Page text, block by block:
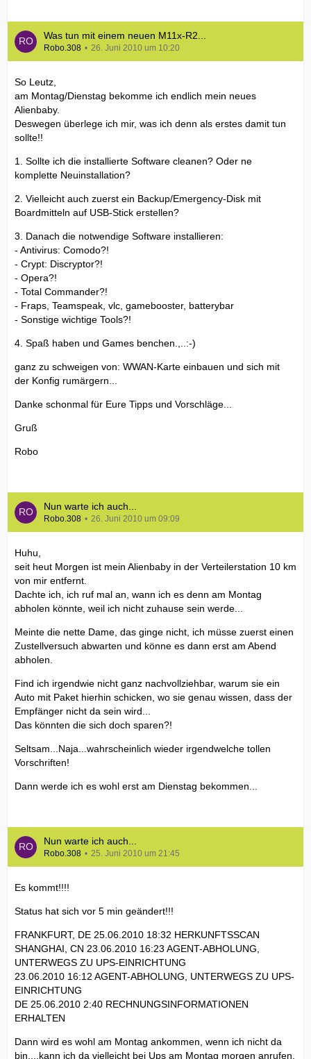
Was tun mit einem neuen M11x-R2...
Robo.308 26. Juni 2010 um 10:20
So Leutz,
am Montag/Dienstag bekomme ich endlich mein neues
Alienbaby.
Deswegen überlege ich mir, was ich denn als erstes damit tun
sollte!!
1. Sollte ich die installierte Software cleanen? Oder ne
komplette Neuinstallation?
2. Vielleicht auch zuerst ein Backup/Emergency-Disk mit
Boardmitteln auf USB-Stick erstellen?
3. Danach die notwendige Software installieren:
- Antivirus: Comodo?!
- Crypt: Discryptor?!
- Opera?!
- Total Commander?!
- Fraps, Teamspeak, vlc, gamebooster, batterybar
- Sonstige wichtige Tools?!
4. Spaß haben und Games benchen.,..:-)
ganz zu schweigen von: WWAN-Karte einbauen und sich mit
der Konfig rumärgern...
Danke schonmal für Eure Tipps und Vorschläge...
Gruß
Robo
Nun warte ich auch...
Robo.308 26. Juni 2010 um 09:09
Huhu,
seit heut Morgen ist mein Alienbaby in der Verteilerstation 10 km
von mir entfernt.
Dachte ich, ich ruf mal an, wann ich es denn am Montag
abholen könnte, weil ich nicht zuhause sein werde...
Meinte die nette Dame, das ginge nicht, ich müsse zuerst einen
Zustellversuch abwarten und könne es dann erst am Abend
abholen.
Find ich irgendwie nicht ganz nachvollziehbar, warum sie ein
Auto mit Paket hierhin schicken, wo sie genau wissen, dass der
Empfänger nicht da sein wird...
Das könnten die sich doch sparen?!
Seltsam...Naja...wahrscheinlich wieder irgendwelche tollen
Vorschriften!
Dann werde ich es wohl erst am Dienstag bekommen...
Nun warte ich auch...
Robo.308 25. Juni 2010 um 21:45
Es kommt!!!!
Status hat sich vor 5 min geändert!!!
FRANKFURT, DE 25.06.2010 18:32 HERKUNFTSSCAN
SHANGHAI, CN 23.06.2010 16:23 AGENT-ABHOLUNG,
UNTERWEGS ZU UPS-EINRICHTUNG
23.06.2010 16:12 AGENT-ABHOLUNG, UNTERWEGS ZU UPS-
EINRICHTUNG
DE 25.06.2010 2:40 RECHNUNGSINFORMATIONEN
ERHALTEN
Dann wird es wohl am Montag ankommen, wenn ich nicht da
bin....kann ich da vielleicht bei Ups am Montag morgen anrufen,